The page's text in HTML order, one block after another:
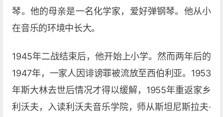
琴。他的母亲是一名化学家，爱好弹钢琴。他从小
在音乐的环境中长大。
1945年二战结束后，他开始上小学。然而两年后的
1947年，一家人因诽谤罪被流放至西伯利亚。1953
年斯大林去世后情况才得以缓解，1955年重返家乡
利沃夫，入读利沃夫音乐学院，师从斯坦尼斯拉夫·